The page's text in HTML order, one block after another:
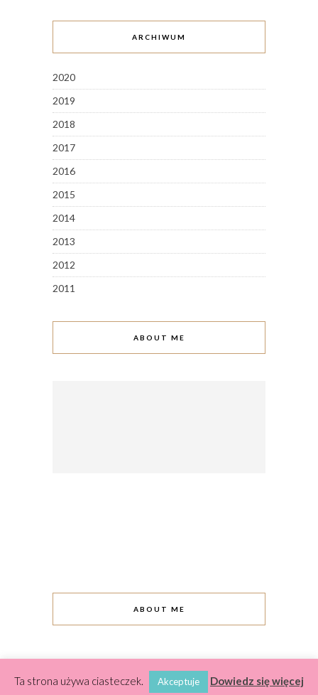
ARCHIWUM
2020
2019
2018
2017
2016
2015
2014
2013
2012
2011
ABOUT ME
ABOUT ME
Ta strona używa ciasteczek. Akceptuje Dowiedz się więcej